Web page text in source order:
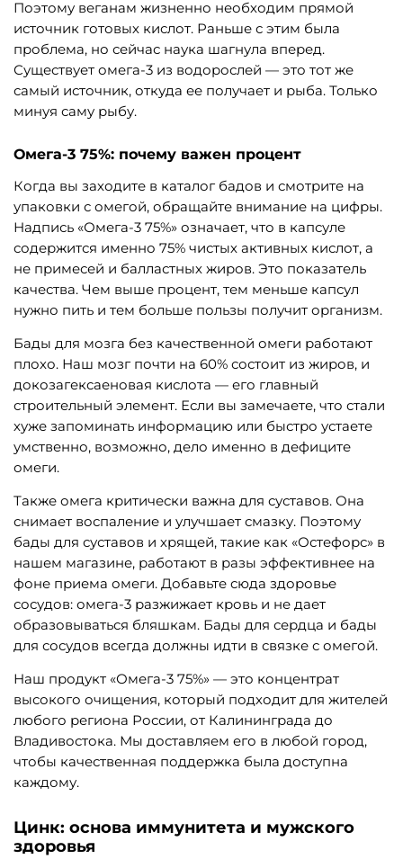
Поэтому веганам жизненно необходим прямой
источник готовых кислот. Раньше с этим была
проблема, но сейчас наука шагнула вперед.
Существует омега-3 из водорослей — это тот же
самый источник, откуда ее получает и рыба. Только
минуя саму рыбу.
Омега-3 75%: почему важен процент
Когда вы заходите в каталог бадов и смотрите на
упаковки с омегой, обращайте внимание на цифры.
Надпись «Омега-3 75%» означает, что в капсуле
содержится именно 75% чистых активных кислот, а
не примесей и балластных жиров. Это показатель
качества. Чем выше процент, тем меньше капсул
нужно пить и тем больше пользы получит организм.
Бады для мозга без качественной омеги работают
плохо. Наш мозг почти на 60% состоит из жиров, и
докозагексаеновая кислота — его главный
строительный элемент. Если вы замечаете, что стали
хуже запоминать информацию или быстро устаете
умственно, возможно, дело именно в дефиците
омеги.
Также омега критически важна для суставов. Она
снимает воспаление и улучшает смазку. Поэтому
бады для суставов и хрящей, такие как «Остефорс» в
нашем магазине, работают в разы эффективнее на
фоне приема омеги. Добавьте сюда здоровье
сосудов: омега-3 разжижает кровь и не дает
образовываться бляшкам. Бады для сердца и бады
для сосудов всегда должны идти в связке с омегой.
Наш продукт «Омега-3 75%» — это концентрат
высокого очищения, который подходит для жителей
любого региона России, от Калининграда до
Владивостока. Мы доставляем его в любой город,
чтобы качественная поддержка была доступна
каждому.
Цинк: основа иммунитета и мужского
здоровья